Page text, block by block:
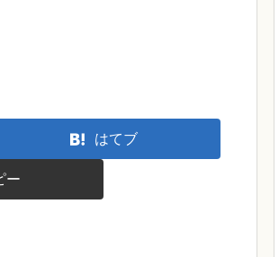
はてブ
ー